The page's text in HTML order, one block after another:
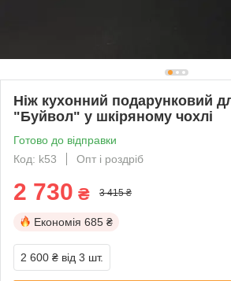
Ніж кухонний подарунковий
"Буйвол" у шкіряному чохлі
Готово до відправки
Код: k53
Опт і роздріб
2 730 ₴ 3 415 ₴
Економія 685 ₴
2 600 ₴ від 3 шт.